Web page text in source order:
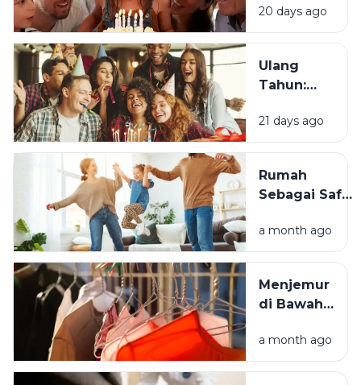
Tradisi
Saat Ulang
20 days ago
Ulang
Tahun:
Momen
Bertambah
Terasa
Istimewa?
21 days ago
Rumah
Sebagai Safe
Mengapa
Lingkungan
Tinggal yang
Bersih
Kesejahteraan
Kita?
a month ago
Menjemur
di Bawah
atau Di
Tempat
a month ago